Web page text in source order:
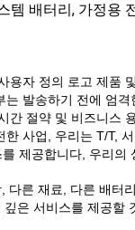
템 배터리, 가정용
용자 정의 로고 제품
는 발송하기 전에 엄
간 절약 및 비즈니스
한 사업, 우리는 T/T,
제공합니다, 우리의
다른 재료, 다른 배터
은 서비스를 제공할